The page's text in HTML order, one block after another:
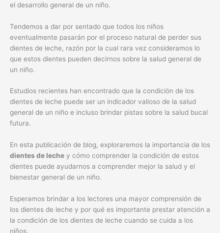
el desarrollo general de un niño.
Tendemos a dar por sentado que todos los niños
eventualmente pasarán por el proceso natural de perder sus
dientes de leche, razón por la cual rara vez consideramos lo
que estos dientes pueden decirnos sobre la salud general de
un niño.
Estudios recientes han encontrado que la condición de los
dientes de leche puede ser un indicador valioso de la salud
general de un niño e incluso brindar pistas sobre la salud bucal
futura.
En esta publicación de blog, exploraremos la importancia de los
dientes de leche y cómo comprender la condición de estos
dientes puede ayudarnos a comprender mejor la salud y el
bienestar general de un niño.
Esperamos brindar a los lectores una mayor comprensión de
los dientes de leche y por qué es importante prestar atención a
la condición de los dientes de leche cuando se cuida a los
niños.